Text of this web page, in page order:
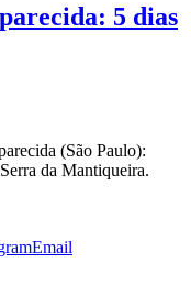
5 dias
(São Paulo):
da Mantiqueira.
Email